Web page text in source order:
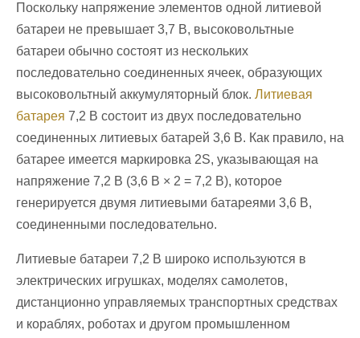
Поскольку напряжение элементов одной литиевой
батареи не превышает 3,7 В, высоковольтные
батареи обычно состоят из нескольких
последовательно соединенных ячеек, образующих
высоковольтный аккумуляторный блок. Литиевая
батарея 7,2 В состоит из двух последовательно
соединенных литиевых батарей 3,6 В. Как правило, на
батарее имеется маркировка 2S, указывающая на
напряжение 7,2 В (3,6 В × 2 = 7,2 В), которое
генерируется двумя литиевыми батареями 3,6 В,
соединенными последовательно.
Литиевые батареи 7,2 В широко используются в
электрических игрушках, моделях самолетов,
дистанционно управляемых транспортных средствах
и кораблях, роботах и другом промышленном